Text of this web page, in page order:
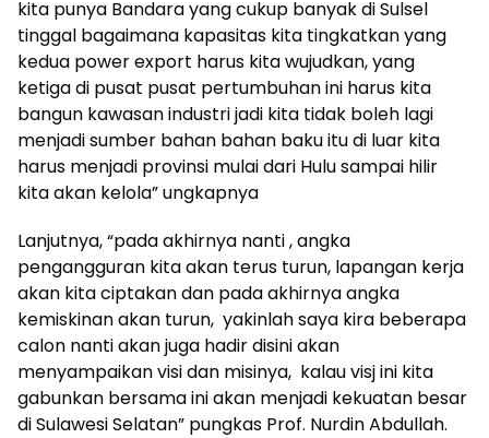
kita punya Bandara yang cukup banyak di Sulsel
tinggal bagaimana kapasitas kita tingkatkan yang
kedua power export harus kita wujudkan, yang
ketiga di pusat pusat pertumbuhan ini harus kita
bangun kawasan industri jadi kita tidak boleh lagi
menjadi sumber bahan bahan baku itu di luar kita
harus menjadi provinsi mulai dari Hulu sampai hilir
kita akan kelola” ungkapnya
Lanjutnya, “pada akhirnya nanti , angka
pengangguran kita akan terus turun, lapangan kerja
akan kita ciptakan dan pada akhirnya angka
kemiskinan akan turun, yakinlah saya kira beberapa
calon nanti akan juga hadir disini akan
menyampaikan visi dan misinya, kalau visj ini kita
gabunkan bersama ini akan menjadi kekuatan besar
di Sulawesi Selatan” pungkas Prof. Nurdin Abdullah.